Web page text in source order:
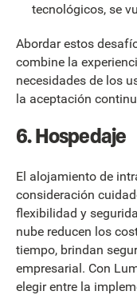
tecnológicos, se
Abordar estos
combine la
necesidades de los
la aceptación
6. Hospedaje
El alojamiento de
consideración
flexibilidad y
nube reducen los
tiempo, brindan
empresarial. Con
elegir entre la